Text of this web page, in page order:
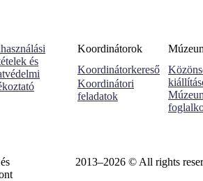
és
Koordinátorok
Koordinátorkereső
Koordinátori
feladatok
2013–2026 © All rights